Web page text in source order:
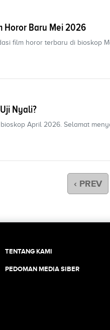
Horor Baru Mei 2026
film horor terbaru di bioskop
Nyali?
April 2026. Selamat
‹ PREV
TENTANG KAMI
PEDOMAN MEDIA SIBER